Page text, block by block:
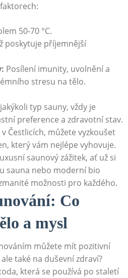
50-70 °C.
poskytuje⁤ příjemnější‍
Posílení imunity,​ uvolnění‌ a
stresu na tělo.
typ ‌sauny, vždy⁢ je
preference a zdravotní ⁣stav.
Čestlicích, můžete vyzkoušet
který‍ vám nejlépe vyhovuje.
saunový ‍zážitek, ať už si
sauna​ nebo moderní ‍bio
⁣možnosti⁣ pro⁢ každého.
Co
a mysl
můžete​ mít pozitivní⁣
také na ‌duševní⁤ zdraví?
která ⁢se používá⁣ po staletí